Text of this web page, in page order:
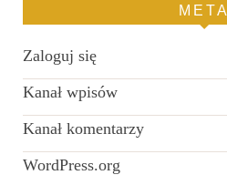
META
Zaloguj się
Kanał wpisów
Kanał komentarzy
WordPress.org